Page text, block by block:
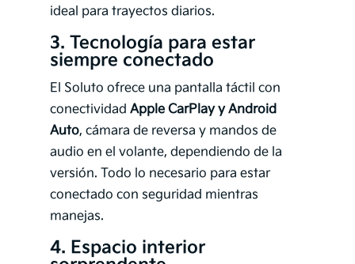
ideal para trayectos diarios.
3. Tecnología para estar
siempre conectado
El Soluto ofrece una pantalla táctil con
conectividad Apple CarPlay y Android
Auto, cámara de reversa y mandos de
audio en el volante, dependiendo de la
versión. Todo lo necesario para estar
conectado con seguridad mientras
manejas.
4. Espacio interior